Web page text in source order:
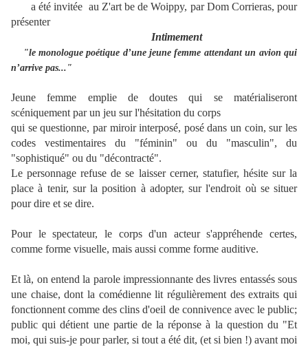
a été invitée au Z'art be de Woippy, par Dom Corrieras, pour
présenter
Intimement
"le monologue poétique d’une jeune femme attendant un avion qui
n’arrive pas..."
Jeune femme emplie de doutes qui se matérialiseront
scéniquement par un jeu sur l'hésitation du corps
qui se questionne, par miroir interposé, posé dans un coin,sur les
codes vestimentaires du "féminin" ou du "masculin", du
"sophistiqué" ou du "décontracté".
Le personnage refuse de se laisser cerner, statufier, hésite sur la
place à tenir, sur la position à adopter, sur l'endroit où se situer
pour dire et se dire.
Pour le spectateur, le corps d'un acteur s'appréhende certes,
comme forme visuelle, mais aussi comme forme auditive.
Et là, on entend la parole impressionnante des livres entassés sous
une chaise, dont la comédienne lit régulièrement des extraits qui
fonctionnent comme des clins d'oeil de connivence avec le public;
public qui détient une partie de la réponse à la question du "Et
moi, qui suis-je pour parler, si tout a été dit, (et si bien !) avant moi